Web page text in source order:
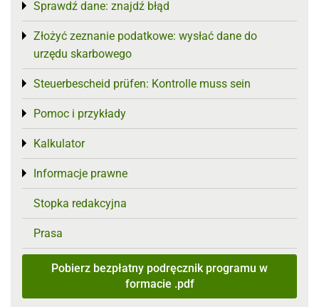
Sprawdź dane: znajdź błąd
Toggle menu
Złożyć zeznanie podatkowe: wysłać dane do
urzędu skarbowego
Toggle menu
Steuerbescheid prüfen: Kontrolle muss sein
Toggle menu
Pomoc i przykłady
Toggle menu
Kalkulator
Toggle menu
Informacje prawne
Toggle menu
Stopka redakcyjna
Prasa
Pobierz bezpłatny podręcznik programu w
formacie .pdf